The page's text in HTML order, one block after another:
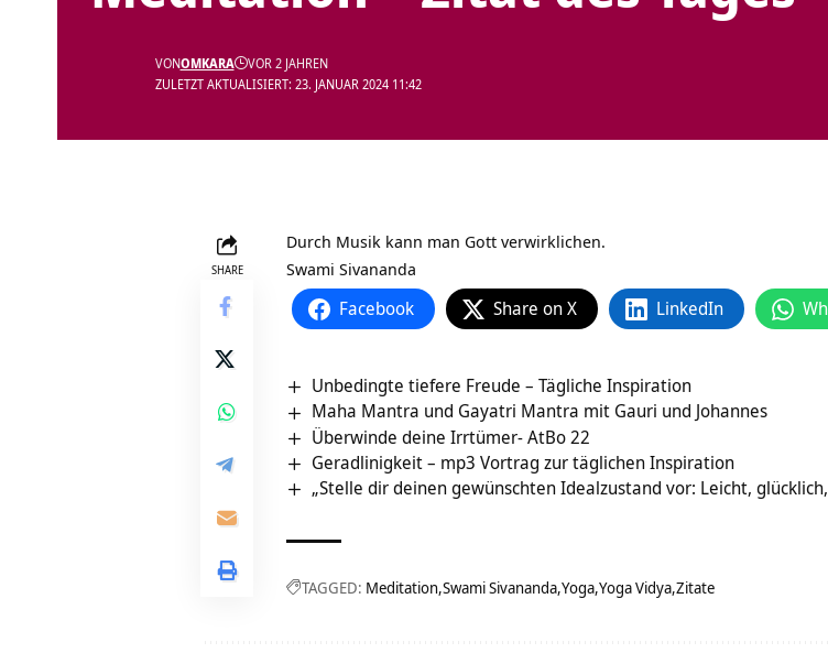
ZULETZT AKTUALISIERT: 23. JANUAR 2024 11:42
VONOMKARA VOR 2 JAHREN
SHARE
Durch Musik kann man Gott verwirklichen.
Swami Sivananda
Facebook Share on X LinkedIn
Unbedingte tiefere Freude – Tägliche Inspiration
Maha Mantra und Gayatri Mantra mit Gauri und Johannes
Überwinde deine Irrtümer- AtBo 22
Geradlinigkeit – mp3 Vortrag zur täglichen Inspiration
„Stelle dir deinen gewünschten Idealzustand vor: Leicht,
TAGGED: Meditation Swami Sivananda Yoga Yoga Vidya Zitate